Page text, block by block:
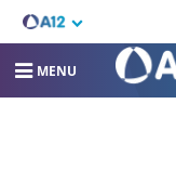
MENU